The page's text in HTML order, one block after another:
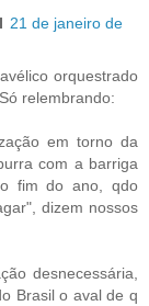
21 de janeiro de
orquestrado
relembrando:
em torno da
com a barriga
fim do ano, qdo
dizem nossos
desnecessária,
Brasil o aval de q